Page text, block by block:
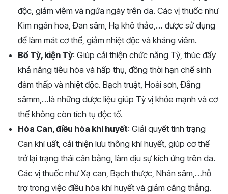
độc, giảm viêm và ngứa ngáy trên da. Các vị thuốc như
Kim ngân hoa, Đan sâm, Hạ khô thảo,… được sử dụng
để làm mát cơ thể, giảm nhiệt độc và kháng viêm.
Bổ Tỳ, kiện Tỳ: Giúp cải thiện chức năng Tỳ, thúc đẩy
khả năng tiêu hóa và hấp thụ, đồng thời hạn chế sinh
đàm thấp và nhiệt độc. Bạch truật, Hoài sơn, Đẳng
sâmm,…là những dược liệu giúp Tỳ vị khỏe mạnh và cơ
thể không còn tích tụ độc tố.
Hòa Can, điều hòa khí huyết: Giải quyết tình trạng
Can khí uất, cải thiện lưu thông khí huyết, giúp cơ thể
trở lại trạng thái cân bằng, làm dịu sự kích ứng trên da.
Các vị thuốc như Xạ can, Bạch thược, Nhân sâm,…hỗ
trợ trong việc điều hòa khí huyết và giảm căng thẳng.